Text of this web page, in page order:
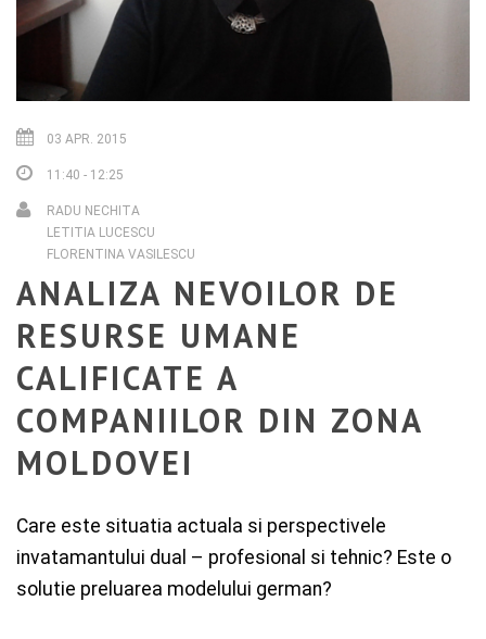
03 APR. 2015
11:40 - 12:25
RADU NECHITA
LETITIA LUCESCU
FLORENTINA VASILESCU
ANALIZA NEVOILOR DE
RESURSE UMANE
CALIFICATE A
COMPANIILOR DIN ZONA
MOLDOVEI
Care este situatia actuala si perspectivele
invatamantului dual – profesional si tehnic? Este o
solutie preluarea modelului german?